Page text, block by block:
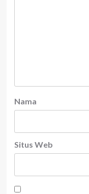
Nama
Situs Web